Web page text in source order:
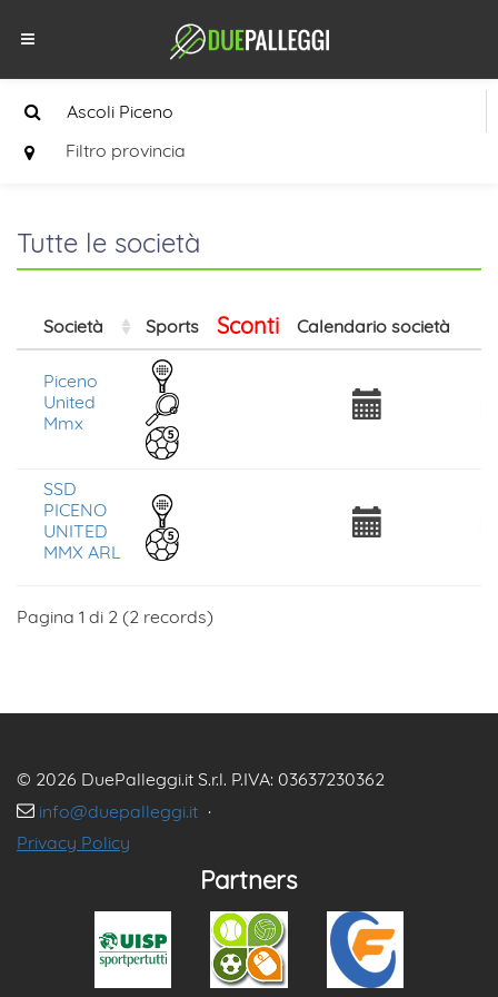
Filtro provincia
Tutte le società
Società Sports Sconti Calendario società
Piceno
United
Mmx
SSD
PICENO
UNITED
MMX ARL
Pagina 1 di 2 (2 records)
© 2026 DuePalleggi.it S.r.l. P.IVA: 03637230362
info@duepalleggi.it ·
Privacy Policy
Partners